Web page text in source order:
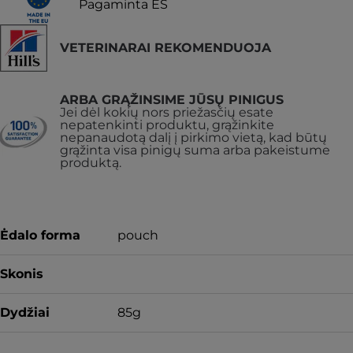
Pagaminta ES
VETERINARAI REKOMENDUOJA
ARBA GRĄŽINSIME JŪSŲ PINIGUS
Jei dėl kokių nors priežasčių esate
nepatenkinti produktu, grąžinkite
nepanaudotą dalį į pirkimo vietą, kad būtų
grąžinta visa pinigų suma arba pakeistume
produktą.
Ėdalo forma pouch
Skonis
Dydžiai 85g